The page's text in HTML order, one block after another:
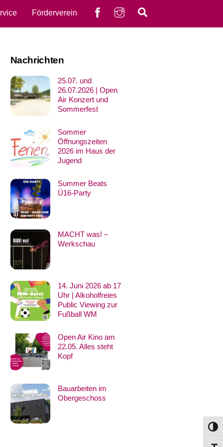
Facebookinstagram
Förderverein
Nachrichten
25.07. und
26.07.2026 | Open
Air Konzert und
Sommerfest
Sommer
Öffnungszeiten
2026 im Haus der
Jugend
Summer Beats
Ü16-Party
MACHT was! –
Werkschau
14. Juni 2026 ab 17
Uhr | Alkoholfreies
Public Viewing zur
Fußball WM
Open Air Kino am
22.05. Alles steht
Kopf
Bauarbeiten im
Obergeschoss